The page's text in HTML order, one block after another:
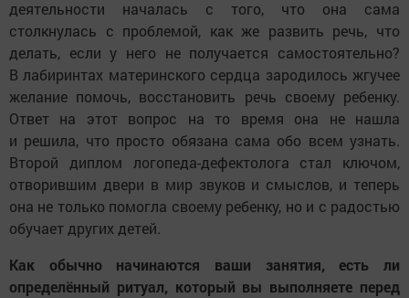
деятельности началась с того, что она сама
столкнулась с проблемой, как же развить речь, что
делать, если у него не получается самостоятельно?
В лабиринтах материнского сердца зародилось жгучее
желание помочь, восстановить речь своему ребенку.
Ответ на этот вопрос на то время она не нашла
и решила, что просто обязана сама обо всем узнать.
Второй диплом логопеда-дефектолога стал ключом,
отворившим двери в мир звуков и смыслов, и теперь
она не только помогла своему ребенку, но и с радостью
обучает других детей.
Как обычно начинаются ваши занятия, есть ли
определённый ритуал, который вы выполняете перед